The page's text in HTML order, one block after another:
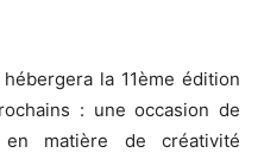
la 11ème édition
: une occasion de
matière de créativité